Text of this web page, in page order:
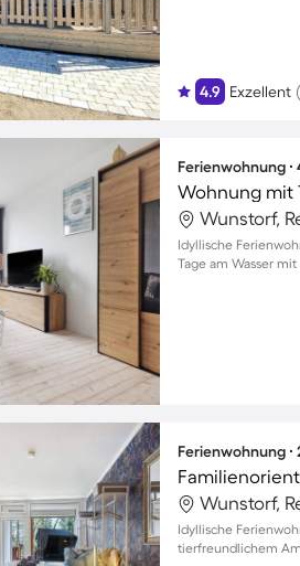
4.9 Exzellent
Ferienwohnung ∙
Wunstorf,
Idyllische
Tage am Wasser
Ferienwohnung ∙
Wunstorf,
Idyllische
tierfreundlichem